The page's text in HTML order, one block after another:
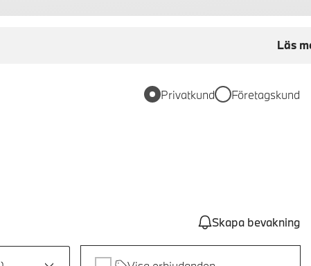
Läs
Privatkund Företagskund
Skapa bevakning